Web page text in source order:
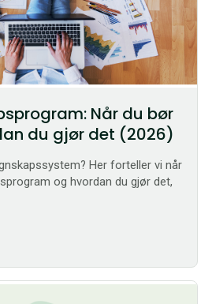
Når du bør
du gjør det (2026)
Her forteller vi når
og hvordan du gjør det,